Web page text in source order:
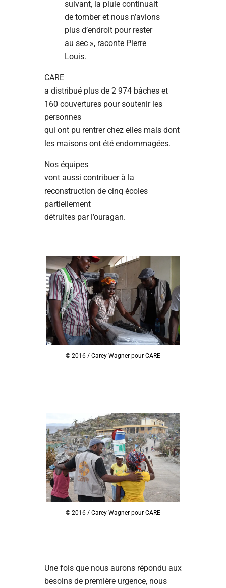
suivant, la pluie continuait
de tomber et nous n’avions
plus d’endroit pour rester
au sec », raconte Pierre
Louis.
CARE
a distribué plus de 2 974 bâches et
160 couvertures pour soutenir les
personnes
qui ont pu rentrer chez elles mais dont
les maisons ont été endommagées.
Nos équipes
vont aussi contribuer à la
reconstruction de cinq écoles
partiellement
détruites par l’ouragan.
© 2016 / Carey Wagner pour CARE
© 2016 / Carey Wagner pour CARE
Une fois que nous aurons répondu aux
besoins de première urgence, nous